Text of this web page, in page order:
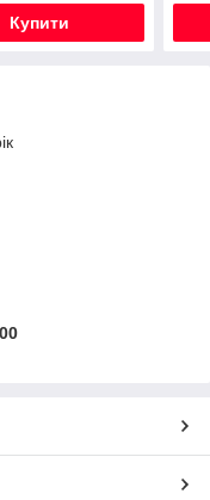
Купити